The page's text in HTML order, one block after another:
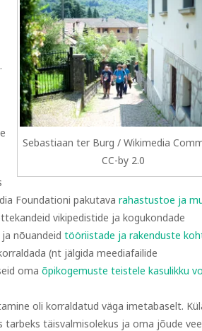
Sebastiaan ter Burg / Wikimedia
CC-by 2.0
Foundationi pakutava rahastustoe ja
vikipedistide ja kogukondade
nõuandeid tööriistade ja rakenduste
(nt jälgida meediafailide
oma õpikogemuste teistele kasulikku
oli korraldatud väga imetabaselt.
täisvalmisolekus ja oma jõude